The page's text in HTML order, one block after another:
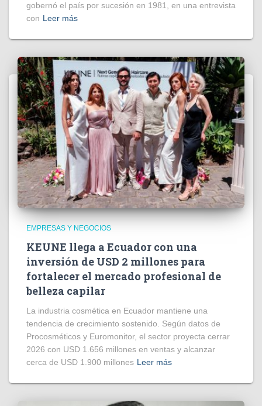
gobernó el país por sucesión en 1981, en una entrevista
con Leer más
EMPRESAS Y NEGOCIOS
KEUNE llega a Ecuador con una
inversión de USD 2 millones para
fortalecer el mercado profesional de
belleza capilar
La industria cosmética en Ecuador mantiene una
tendencia de crecimiento sostenido. Según datos de
Procosméticos y Euromonitor, el sector proyecta cerrar
2026 con USD 1.656 millones en ventas y alcanzar
cerca de USD 1.900 millones Leer más